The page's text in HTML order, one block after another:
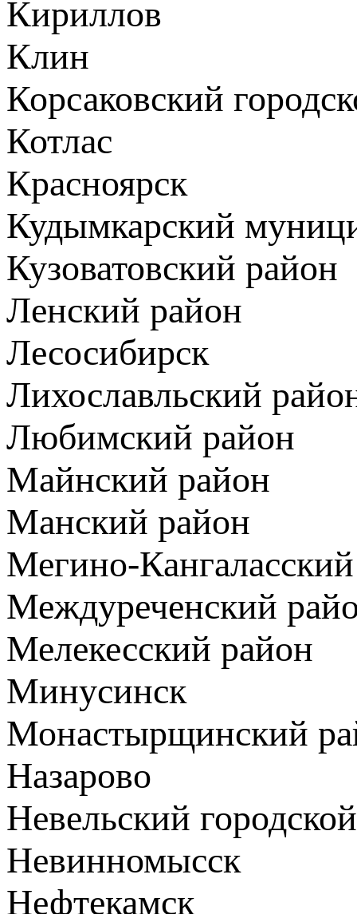
Кириллов
Клин
Корсаковский
Котлас
Красноярск
Кудымкарский
Кузоватовский район
Ленский район
Лесосибирск
Лихославльский
Любимский район
Майнский район
Манский район
Мегино-
Междуреченский
Мелекесский район
Минусинск
Монастырщинский
Назарово
Невельский
Невинномысск
Нефтекамск